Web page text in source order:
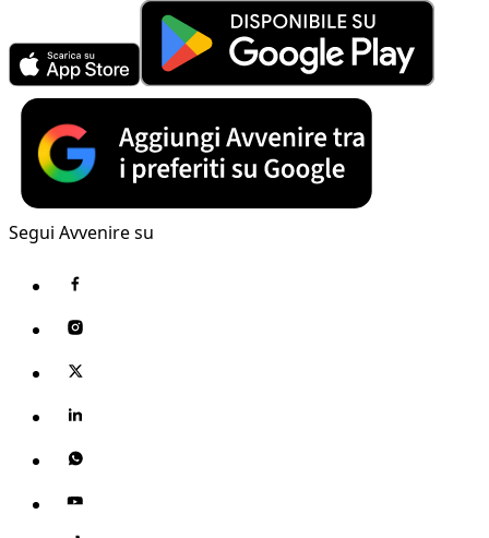
Segui Avvenire su